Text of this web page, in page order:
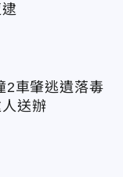
2車肇逃遺落毒
送辦